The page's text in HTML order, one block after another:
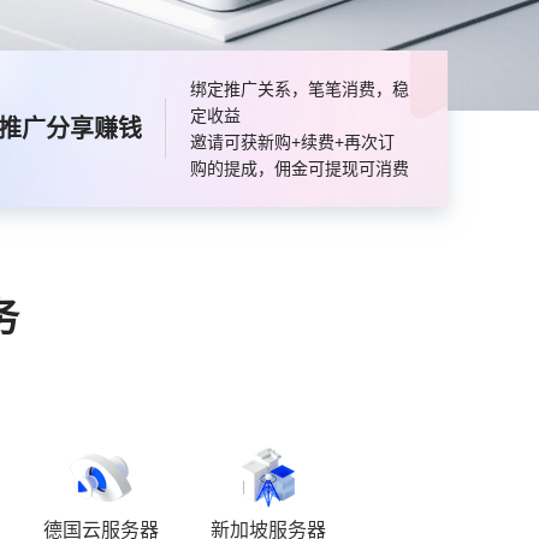
广分享赚钱
绑定推广关系，笔笔消费，稳
定收益
邀请可获新购+续费+再次订
购的提成，佣金可提现可消费
德国云服务器 新加坡服务器